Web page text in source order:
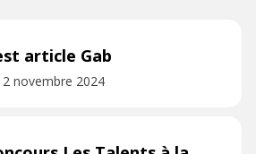
article Gab
novembre 2024